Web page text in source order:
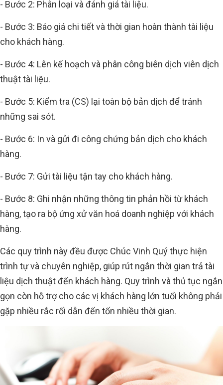
- Bước 2: Phân loại và đánh giá tài liệu.
- Bước 3: Báo giá chi tiết và thời gian hoàn thành tài liệu
cho khách hàng.
- Bước 4: Lên kế hoạch và phân công biên dịch viên dịch
thuật tài liệu.
- Bước 5: Kiểm tra (CS) lại toàn bộ bản dịch để tránh
những sai sót.
- Bước 6: In và gửi đi công chứng bản dịch cho khách
hàng.
- Bước 7: Gửi tài liệu tận tay cho khách hàng.
- Bước 8: Ghi nhận những thông tin phản hồi từ khách
hàng, tạo ra bộ ứng xử văn hoá doanh nghiệp với khách
hàng.
Các quy trình này đều được Chúc Vinh Quý thực hiện
trình tự và chuyên nghiệp, giúp rút ngắn thời gian trả tài
liệu dịch thuật đến khách hàng. Quy trình và thủ tục ngắn
gọn còn hỗ trợ cho các vị khách hàng lớn tuổi không phải
gặp nhiều rắc rối dẫn đến tốn nhiều thời gian.